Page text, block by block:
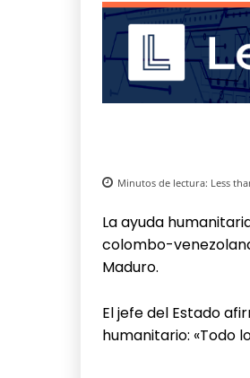
Minutos de lectura: Less
La ayuda
colombo-
Maduro.
El jefe del Estado
humanitario: «Todo